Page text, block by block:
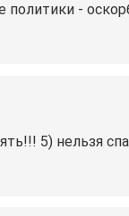
-
5) нельзя